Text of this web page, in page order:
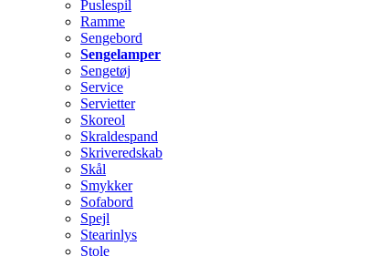
Puslespil
Ramme
Sengebord
Sengelamper
Sengetøj
Service
Servietter
Skoreol
Skraldespand
Skriveredskab
Skål
Smykker
Sofabord
Spejl
Stearinlys
Stole